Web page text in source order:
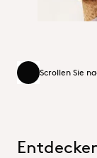
Scrollen Sie
Scrollen Sie